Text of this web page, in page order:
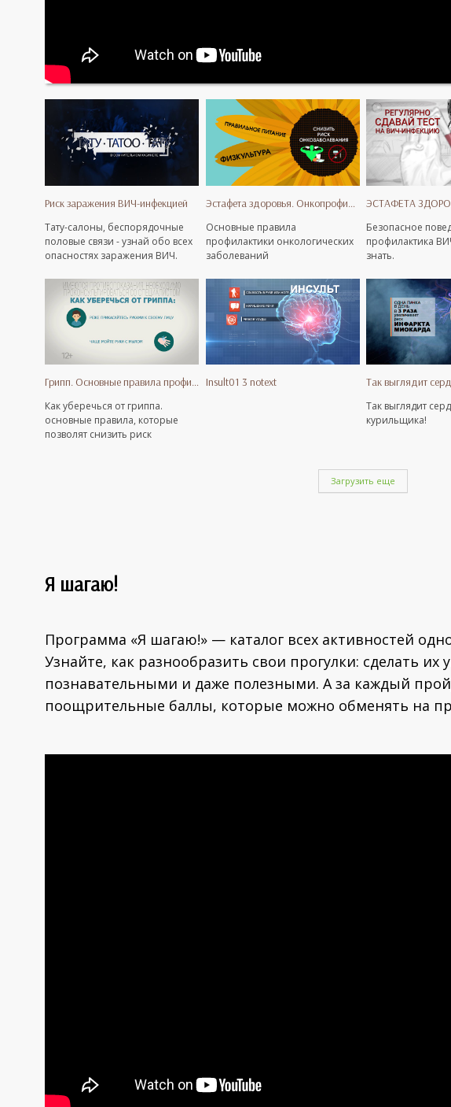
Риск заражения ВИЧ-инфекцией
Тату-салоны, беспорядочные
половые связи - узнай обо всех
опасностях заражения ВИЧ.
Эстафета здоровья. Онкопрофилактика
Основные правила
профилактики онкологических
заболеваний
Безопасное
профилактика
знать.
Грипп. Основные правила профилактики
Как уберечься от гриппа.
основные правила, которые
позволят снизить риск
Insult01 3 notext
Так выглядит
курильщика!
Загрузить еще
Я шагаю!
Программа «Я шагаю!» — каталог всех активностей
Узнайте, как разнообразить свои прогулки: сделать их
познавательными и даже полезными. А за каждый
поощрительные баллы, которые можно обменять на